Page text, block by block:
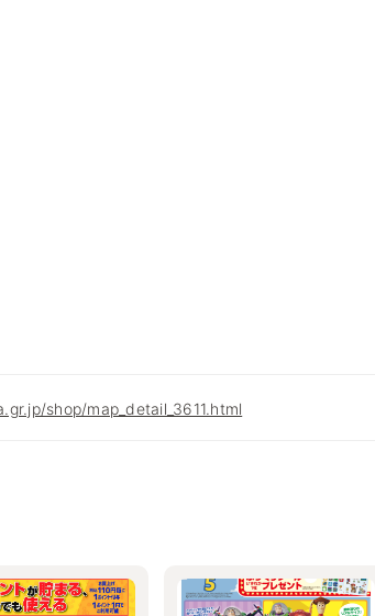
shop/map_detail_3611.html